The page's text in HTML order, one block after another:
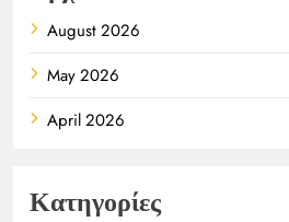
August 2026
May 2026
April 2026
Κατηγορίες